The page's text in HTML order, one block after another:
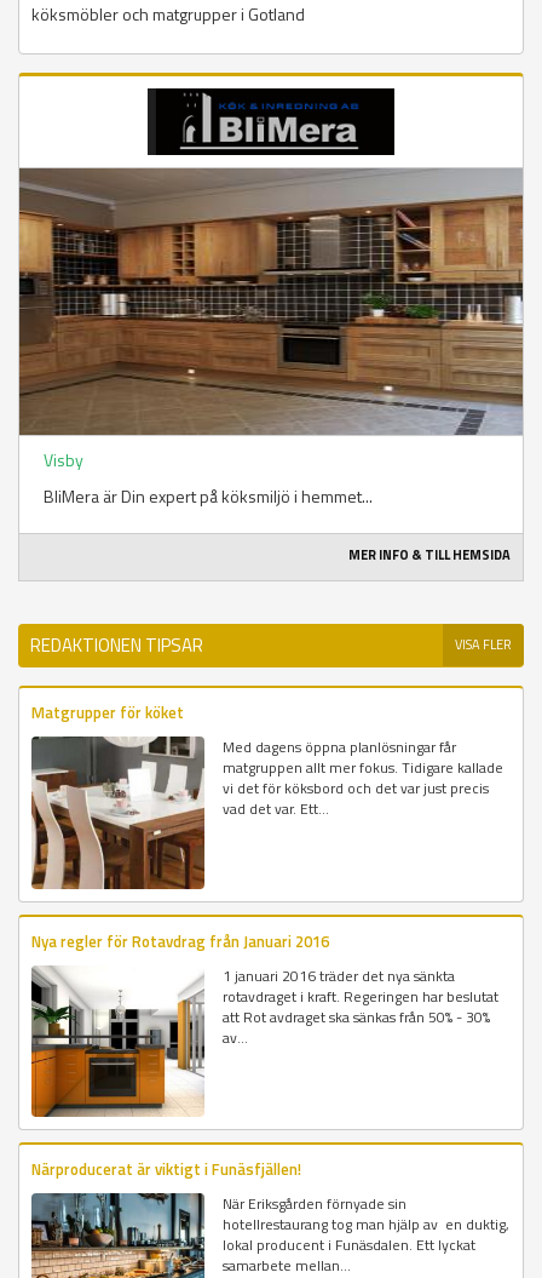
köksmöbler och matgrupper i Gotland
Visby
BliMera är Din expert på köksmiljö i hemmet...
MER INFO & TILL HEMSIDA
REDAKTIONEN TIPSAR VISA FLER
Matgrupper för köket
Med dagens öppna planlösningar får
matgruppen allt mer fokus. Tidigare kallade
vi det för köksbord och det var just precis
vad det var. Ett...
Nya regler för Rotavdrag från Januari 2016
1 januari 2016 träder det nya sänkta
rotavdraget i kraft. Regeringen har beslutat
att Rot avdraget ska sänkas från 50% - 30%
av...
Närproducerat är viktigt i Funäsfjällen!
När Eriksgården förnyade sin
hotellrestaurang tog man hjälp av en duktig,
lokal producent i Funäsdalen. Ett lyckat
samarbete mellan...